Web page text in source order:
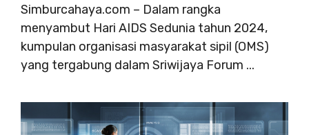
Simburcahaya.com – Dalam rangka
menyambut Hari AIDS Sedunia tahun 2024,
kumpulan organisasi masyarakat sipil (OMS)
yang tergabung dalam Sriwijaya Forum ...